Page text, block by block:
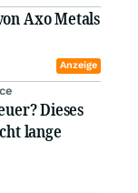
Axo Metals
Anzeige
Dieses
lange